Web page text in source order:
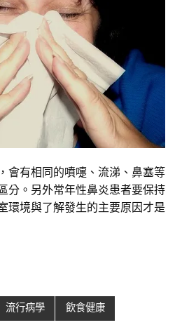
會有相同的噴嚏、流涕、鼻塞等
分。另外常年性鼻炎患者要保持
環境與了解發生的主要原因才是
流行病學 飲食健康